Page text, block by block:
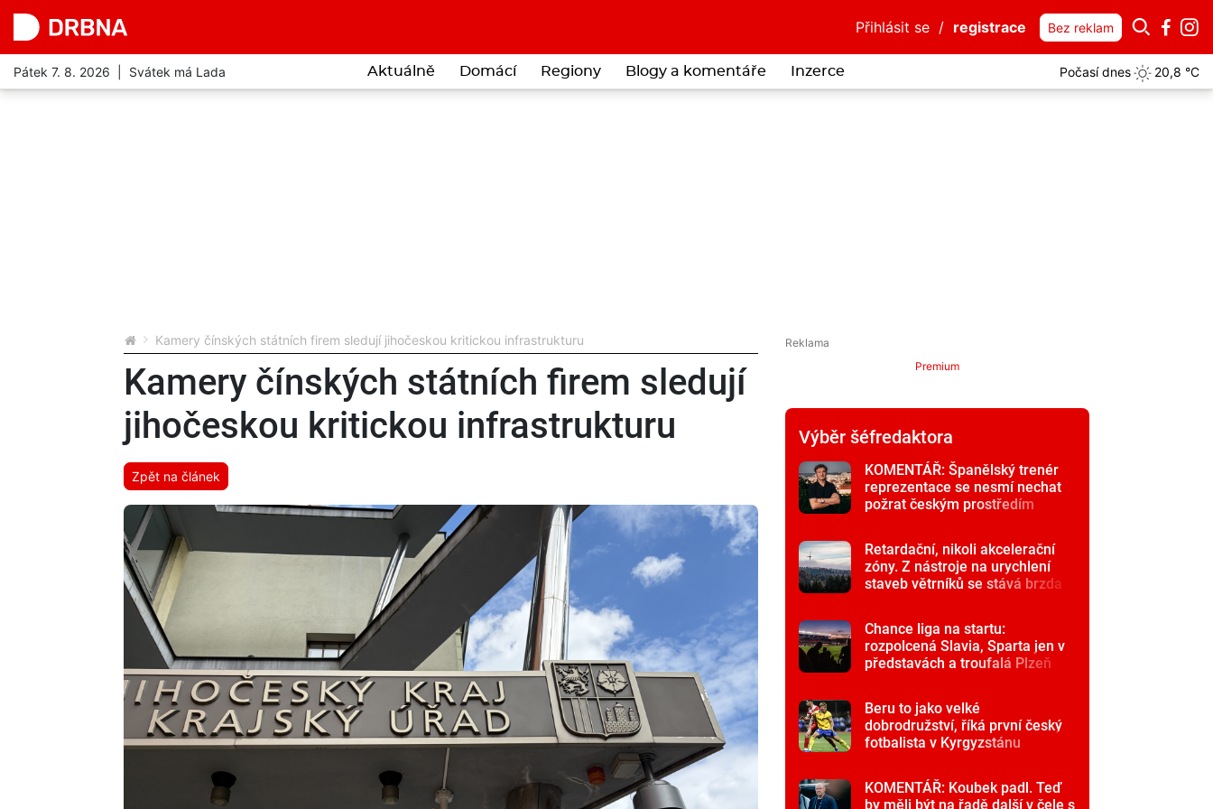
Přihlásit se / registrace Bez reklam
Pátek 7. 8. 2026 | Svátek má Lada Aktuálně Domácí Regiony Blogy a komentáře Inzerce Počasí dnes 20,8 °C
Kamery čínských státních firem sledují jihočeskou kritickou infrastrukturu
Kamery čínských státních firem sledují
jihočeskou kritickou infrastrukturu
Zpět na článek
Premium
Výběr šéfredaktora
KOMENTÁŘ: Španělský trenér
reprezentace se nesmí nechat
požrat českým prostředím
Retardační, nikoli akcelerační
zóny. Z nástroje na urychlení
staveb větrníků se stává brzda
Chance liga na startu:
rozpolcená Slavia, Sparta jen v
představách a troufalá Plzeň
Beru to jako velké
dobrodružství, říká první český
fotbalista v Kyrgyzstánu
KOMENTÁŘ: Koubek padl. Teď
by měli být na řadě další v čele s